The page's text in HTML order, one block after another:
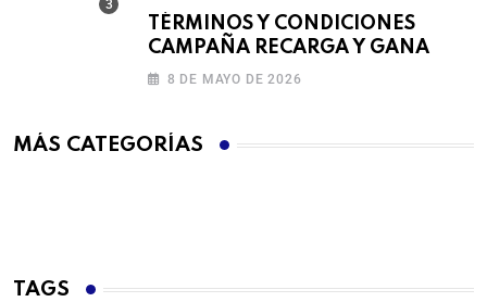
TÉRMINOS Y CONDICIONES
CAMPAÑA RECARGA Y GANA
8 DE MAYO DE 2026
MÁS CATEGORÍAS
TAGS